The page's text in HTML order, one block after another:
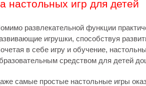
настольных игр для детей
развлекательной функции
игрушки, способствуя
в себе игру и обучение,
средством для детей
самые простые настольные игры